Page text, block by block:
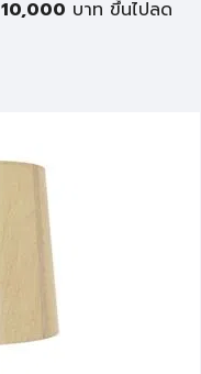
10,000 บาท ขึ้นไปลด